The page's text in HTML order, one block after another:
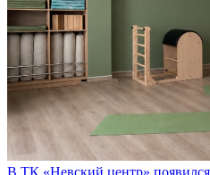
В ТК «Невский центр»